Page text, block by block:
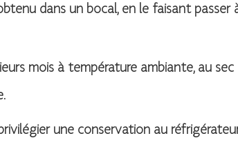
dans un bocal, en le faisant passer
mois à température ambiante, au
une conservation au